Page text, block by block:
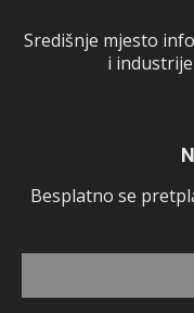
Središnje mjesto
i
Besplatno se